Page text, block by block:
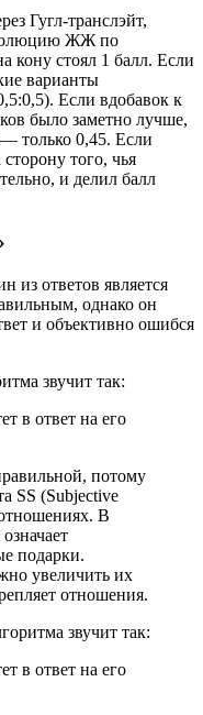
Гугл-транслэйт,
ЖЖ по
кону стоял 1 балл. Если
варианты
Если вдобавок к
было заметно лучше,
только 0,45. Если
того, чья
и делил балл
из ответов является
однако он
и объективно ошибся
звучит так:
в ответ на его
потому
SS (Subjective
В
подарки.
увеличить их
отношения.
звучит так:
в ответ на его